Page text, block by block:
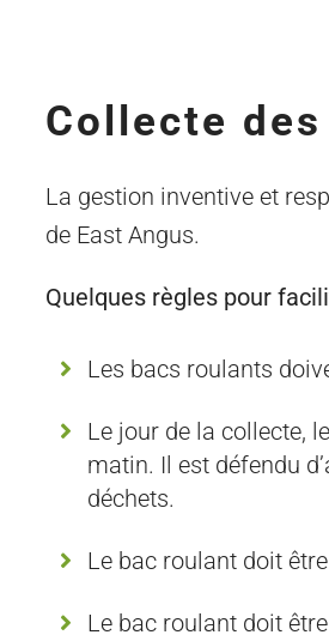
Collecte
La gestion inventive et
de East Angus.
Quelques règles pour
Les bacs roulants
Le jour de la collecte,
matin. Il est défendu
déchets.
Le bac roulant doit
Le bac roulant doit